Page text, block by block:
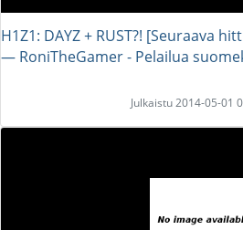
H1Z1: DAYZ + RUST?! [Seuraava
― RoniTheGamer - Pelailua
Julkaistu 2014-05-01